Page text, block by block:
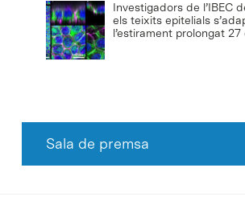
Investigadors de l’IBEC
els teixits epitelials
l’estirament prolongat 27
Sala de premsa